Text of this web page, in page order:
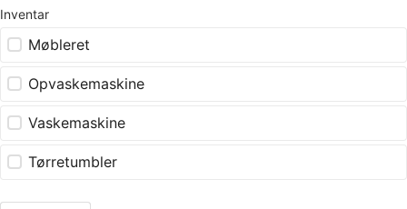
Inventar
Møbleret
Opvaskemaskine
Vaskemaskine
Tørretumbler